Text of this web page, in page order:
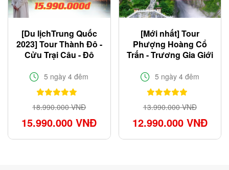
[Du lịchTrung Quốc
2023] Tour Thành Đô -
Cửu Trại Câu - Đô
5 ngày 4 đêm
18.990.000 VNĐ
15.990.000 VNĐ
[Mới nhất] Tour
Phượng Hoàng Cổ
Trấn - Trương Gia Giới
5 ngày 4 đêm
13.990.000 VNĐ
12.990.000 VNĐ